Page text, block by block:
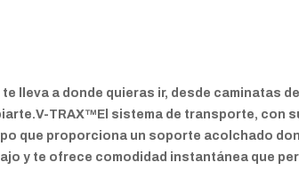
te lleva a donde quieras ir, desde
TRAX™El sistema de transporte, con
que proporciona un soporte acolchado
y te ofrece comodidad instantánea que